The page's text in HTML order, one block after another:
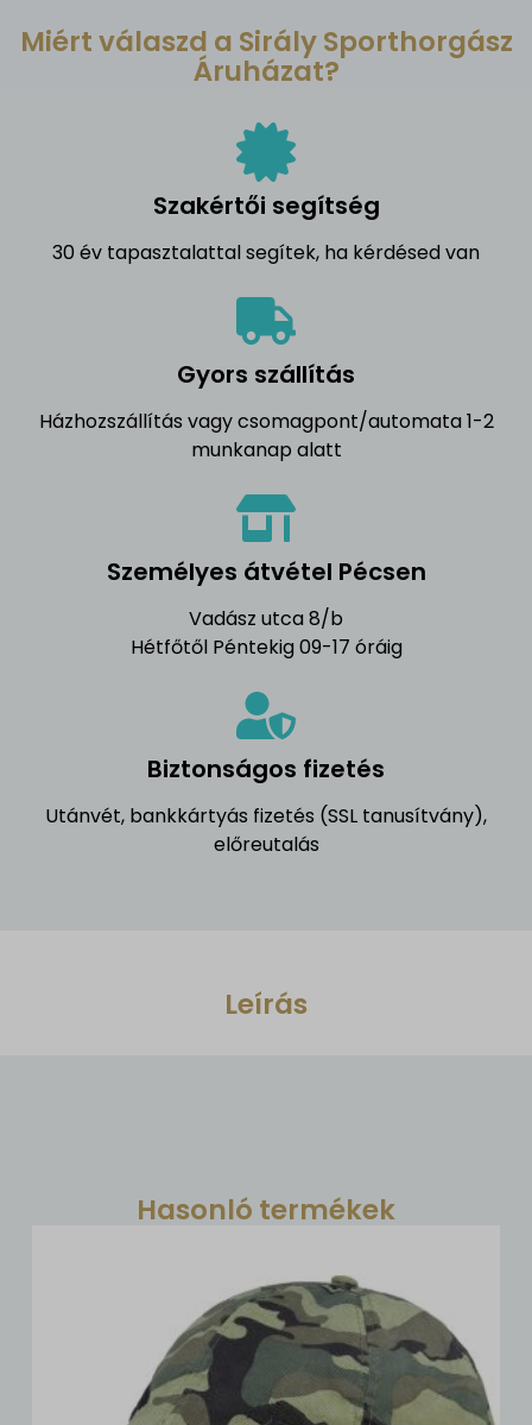
Miért válaszd a Sirály Sporthorgász
Áruházat?
Szakértői segítség
30 év tapasztalattal segítek, ha kérdésed van
Gyors szállítás
Házhozszállítás vagy csomagpont/automata 1-2
munkanap alatt
Személyes átvétel Pécsen
Vadász utca 8/b
Hétfőtől Péntekig 09-17 óráig
Biztonságos fizetés
Utánvét, bankkártyás fizetés (SSL tanusítvány),
előreutalás
Leírás
Hasonló termékek